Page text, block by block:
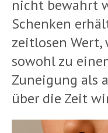
nicht bewahrt
Schenken
zeitlosen Wert,
sowohl zu
Zuneigung als
über die Zeit